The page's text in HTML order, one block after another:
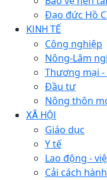
Đạo đức Hồ
KINH TẾ
Công nghiệp
Nông-Lâm
Thương mại -
Đầu tư
Nông thôn
XÃ HỘI
Giáo dục
Y tế
Lao động -
Cải cách